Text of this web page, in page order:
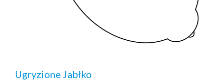
Ugryzione Jabłko